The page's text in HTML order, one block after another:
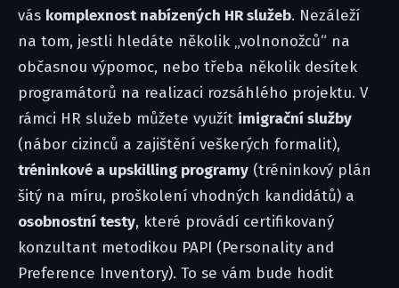
vás komplexnost nabízených HR služeb. Nezáleží
na tom, jestli hledáte několik „volnonožců“ na
občasnou výpomoc, nebo třeba několik desítek
programátorů na realizaci rozsáhlého projektu. V
rámci HR služeb můžete využít imigrační služby
(nábor cizinců a zajištění veškerých formalit),
tréninkové a upskilling programy (tréninkový plán
šitý na míru, proškolení vhodných kandidátů) a
osobnostní testy, které provádí certifikovaný
konzultant metodikou PAPI (Personality and
Preference Inventory). To se vám bude hodit